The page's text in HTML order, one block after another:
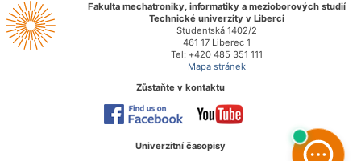
Fakulta mechatroniky, informatiky a mezioborových studií
Technické univerzity v Liberci
Studentská 1402/2
461 17 Liberec 1
Tel: +420 485 351 111
Mapa stránek
Zůstaňte v kontaktu
Univerzitní časopisy